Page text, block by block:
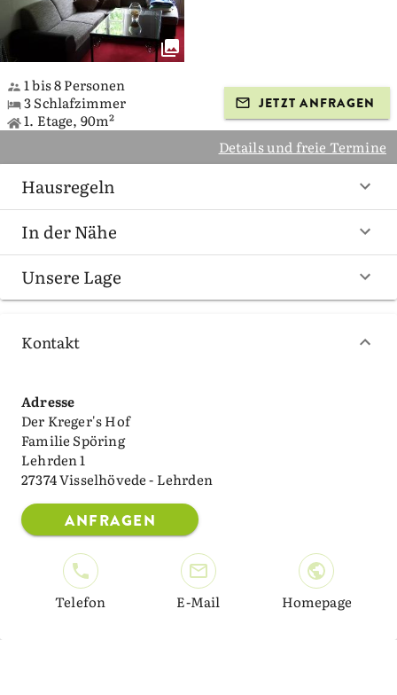
1 bis 8 Personen
3 Schlafzimmer
1. Etage, 90m²
JETZT ANFRAGEN
Details und freie Termine
Hausregeln
In der Nähe
Unsere Lage
Kontakt
Adresse
Der Kreger's Hof
Familie Spöring
Lehrden 1
27374 Visselhövede - Lehrden
ANFRAGEN
Telefon E-Mail Homepage